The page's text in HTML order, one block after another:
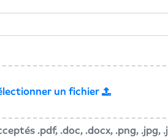
un fichier
.pdf, .doc, .docx, .png, .jpg,